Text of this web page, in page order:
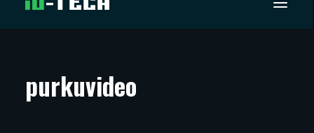
ARTIKKELIT
purkuvideo